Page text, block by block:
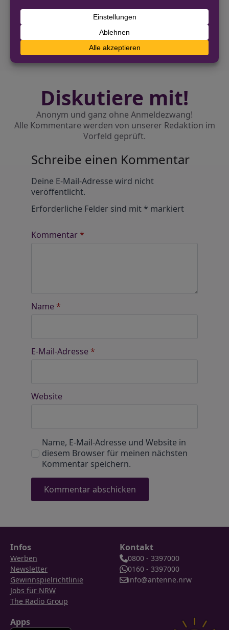
Geldern: Nach Verkehrsunfallflucht
Diskutiere mit!
Anonym und ganz ohne Anmeldezwang!
Alle Kommentare werden von unserer Redaktion im
Vorfeld geprüft.
Schreibe einen Kommentar
Deine E-Mail-Adresse wird nicht
veröffentlicht.
Erforderliche Felder sind mit* markiert
Kommentar*
Name *
E-Mail-Adresse *
Website
Name, E-Mail-Adresse und Website in
diesem Browser für meinen nächsten
Kommentar speichern.
Infos
Werben
Newsletter
Gewinnspielrichtlinie
Jobs für NRW
The Radio Group
Kontakt
0800 - 3397000
0160 - 3397000
info@antenne.nrw
Apps